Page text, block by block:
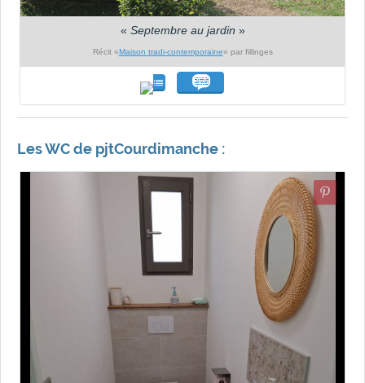
« Septembre au jardin »
Récit «Maison tradi-contemporaine» par fillinges
Les WC de pjtCourdimanche :